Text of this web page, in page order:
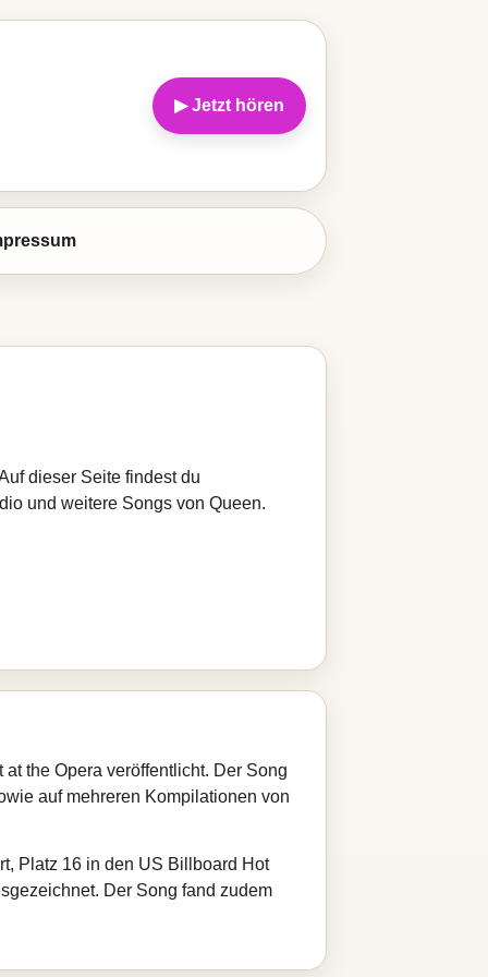
▶ Jetzt hören
dieser Seite findest du
und weitere Songs von Queen.
the Opera veröffentlicht. Der Song
auf mehreren Kompilationen von
Platz 16 in den US Billboard Hot
Der Song fand zudem